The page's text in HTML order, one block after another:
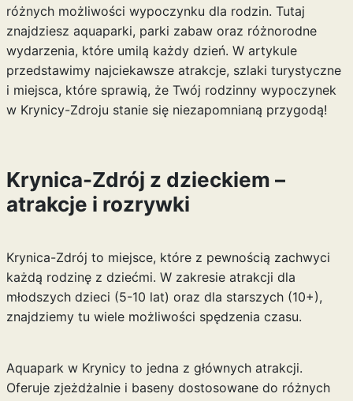
różnych możliwości wypoczynku dla rodzin. Tutaj
znajdziesz aquaparki, parki zabaw oraz różnorodne
wydarzenia, które umilą każdy dzień. W artykule
przedstawimy najciekawsze atrakcje, szlaki turystyczne
i miejsca, które sprawią, że Twój rodzinny wypoczynek
w Krynicy-Zdroju stanie się niezapomnianą przygodą!
Krynica-Zdrój z dzieckiem –
atrakcje i rozrywki
Krynica-Zdrój to miejsce, które z pewnością zachwyci
każdą rodzinę z dziećmi. W zakresie atrakcji dla
młodszych dzieci (5-10 lat) oraz dla starszych (10+),
znajdziemy tu wiele możliwości spędzenia czasu.
Aquapark w Krynicy to jedna z głównych atrakcji.
Oferuje zjeżdżalnie i baseny dostosowane do różnych